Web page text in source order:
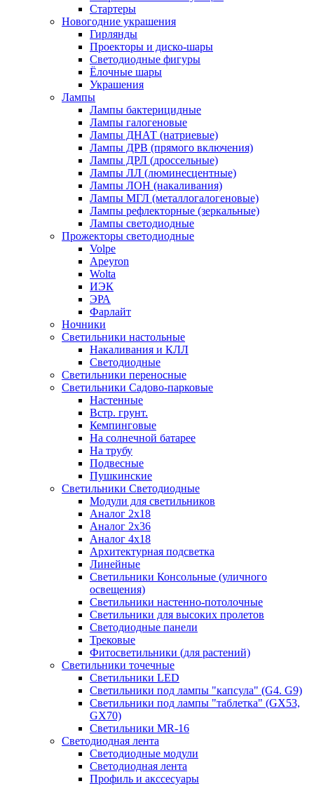
Стартеры
Новогодние украшения
Гирлянды
Проекторы и диско-шары
Светодиодные фигуры
Ёлочные шары
Украшения
Лампы
Лампы бактерицидные
Лампы галогеновые
Лампы ДНАТ (натриевые)
Лампы ДРВ (прямого включения)
Лампы ДРЛ (дроссельные)
Лампы ЛЛ (люминесцентные)
Лампы ЛОН (накаливания)
Лампы МГЛ (металлогалогеновые)
Лампы рефлекторные (зеркальные)
Лампы светодиодные
Прожекторы светодиодные
Volpe
Apeyron
Wolta
ИЭК
ЭРА
Фарлайт
Ночники
Светильники настольные
Накаливания и КЛЛ
Светодиодные
Светильники переносные
Светильники Садово-парковые
Настенные
Встр. грунт.
Кемпинговые
На солнечной батарее
На трубу
Подвесные
Пушкинские
Светильники Светодиодные
Модули для светильников
Аналог 2х18
Аналог 2х36
Аналог 4х18
Архитектурная подсветка
Линейные
Светильники Консольные (уличного
освещения)
Светильники настенно-потолочные
Светильники для высоких пролетов
Светодиодные панели
Трековые
Фитосветильники (для растений)
Светильники точечные
Светильники LED
Светильники под лампы "капсула" (G4. G9)
Светильники под лампы "таблетка" (GX53,
GX70)
Светильники MR-16
Светодиодная лента
Светодиодные модули
Светодиодная лента
Профиль и акссесуары